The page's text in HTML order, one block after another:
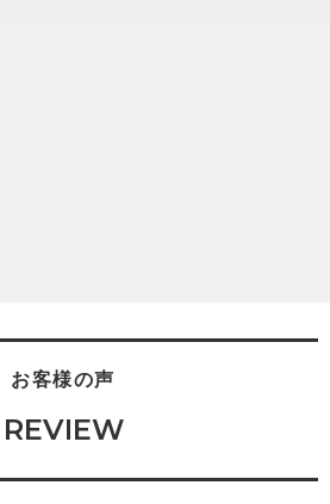
お客様の声
REVIEW